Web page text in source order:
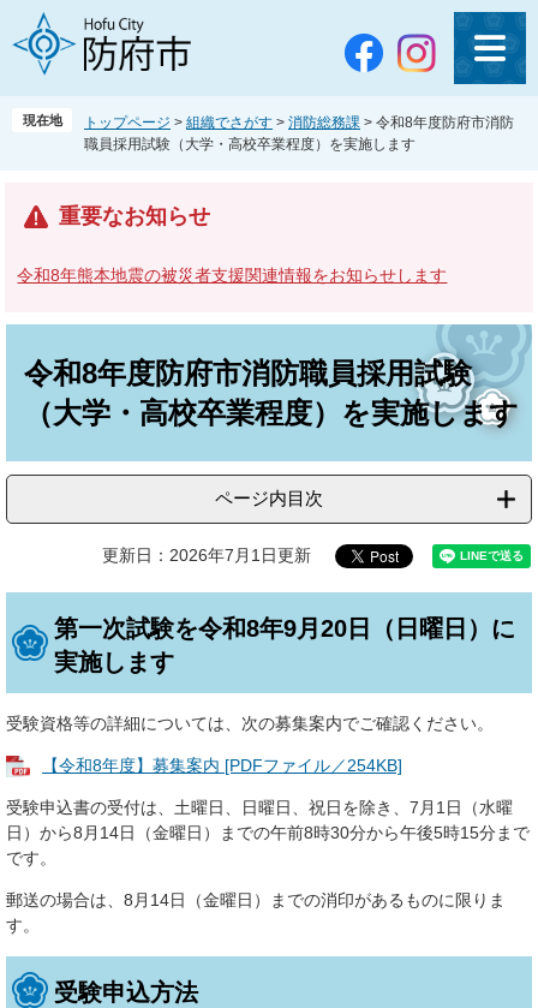
現在地 トップページ > 組織でさがす > 消防総務課 > 令和8年度防府市消防
職員採用試験（大学・高校卒業程度）を実施します
重要なお知らせ
令和8年熊本地震の被災者支援関連情報をお知らせします
令和8年度防府市消防職員採用試験
（大学・高校卒業程度）を実施します
ページ内目次
更新日：2026年7月1日更新
第一次試験を令和8年9月20日（日曜日）に
実施します
受験資格等の詳細については、次の募集案内でご確認ください。
【令和8年度】募集案内 [PDFファイル／254KB]
受験申込書の受付は、土曜日、日曜日、祝日を除き、7月1日（水曜
日）から8月14日（金曜日）までの午前8時30分から午後5時15分まで
です。
郵送の場合は、8月14日（金曜日）までの消印があるものに限りま
す。
受験申込方法